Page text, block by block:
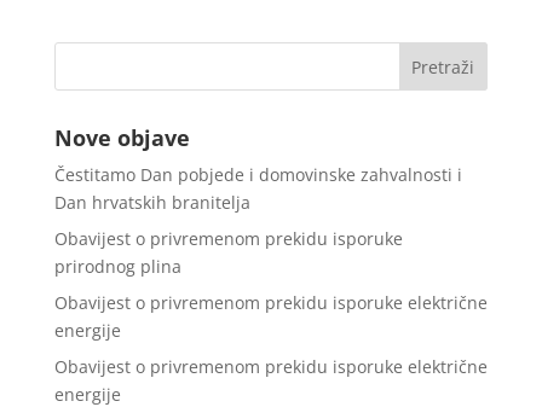
Nove objave
Čestitamo Dan pobjede i domovinske zahvalnosti i
Dan hrvatskih branitelja
Obavijest o privremenom prekidu isporuke
prirodnog plina
Obavijest o privremenom prekidu isporuke električne
energije
Obavijest o privremenom prekidu isporuke električne
energije